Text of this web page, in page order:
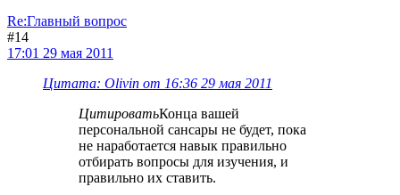
Re:Главный вопрос
#14
17:01 29 мая 2011
Цитата: Olivin от 16:36 29 мая 2011
ЦитироватьКонца вашей
персональной сансары не будет, пока
не наработается навык правильно
отбирать вопросы для изучения, и
правильно их ставить.